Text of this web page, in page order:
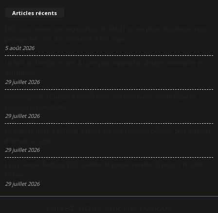
Articles récents
5 août 2026
29 juillet 2026
29 juillet 2026
29 juillet 2026
29 juillet 2026